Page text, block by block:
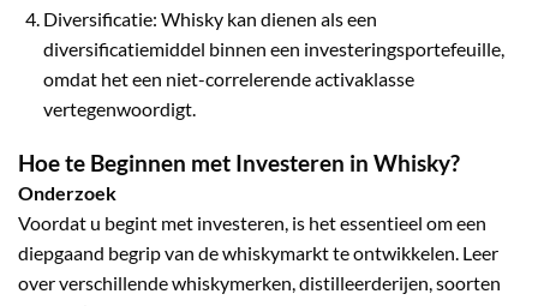
Diversificatie: Whisky kan dienen als een
diversificatiemiddel binnen een investeringsportefeuille,
omdat het een niet-correlerende activaklasse
vertegenwoordigt.
Hoe te Beginnen met Investeren in Whisky?
Onderzoek
Voordat u begint met investeren, is het essentieel om een
diepgaand begrip van de whiskymarkt te ontwikkelen. Leer
over verschillende whiskymerken, distilleerderijen, soorten